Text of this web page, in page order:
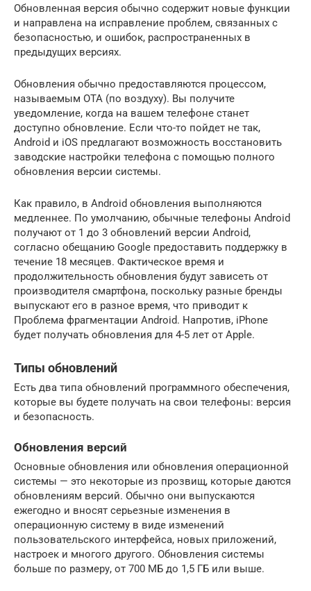
Обновленная версия обычно содержит новые функции
и направлена ​​на исправление проблем, связанных с
безопасностью, и ошибок, распространенных в
предыдущих версиях.
Обновления обычно предоставляются процессом,
называемым OTA (по воздуху). Вы получите
уведомление, когда на вашем телефоне станет
доступно обновление. Если что-то пойдет не так,
Android и iOS предлагают возможность восстановить
заводские настройки телефона с помощью полного
обновления версии системы.
Как правило, в Android обновления выполняются
медленнее. По умолчанию, обычные телефоны Android
получают от 1 до 3 обновлений версии Android,
согласно обещанию Google предоставить поддержку в
течение 18 месяцев. Фактическое время и
продолжительность обновления будут зависеть от
производителя смартфона, поскольку разные бренды
выпускают его в разное время, что приводит к
Проблема фрагментации Android. Напротив, iPhone
будет получать обновления для 4-5 лет от Apple.
Типы обновлений
Есть два типа обновлений программного обеспечения,
которые вы будете получать на свои телефоны: версия
и безопасность.
Обновления версий
Основные обновления или обновления операционной
системы — это некоторые из прозвищ, которые даются
обновлениям версий. Обычно они выпускаются
ежегодно и вносят серьезные изменения в
операционную систему в виде изменений
пользовательского интерфейса, новых приложений,
настроек и многого другого. Обновления системы
больше по размеру, от 700 МБ до 1,5 ГБ или выше.